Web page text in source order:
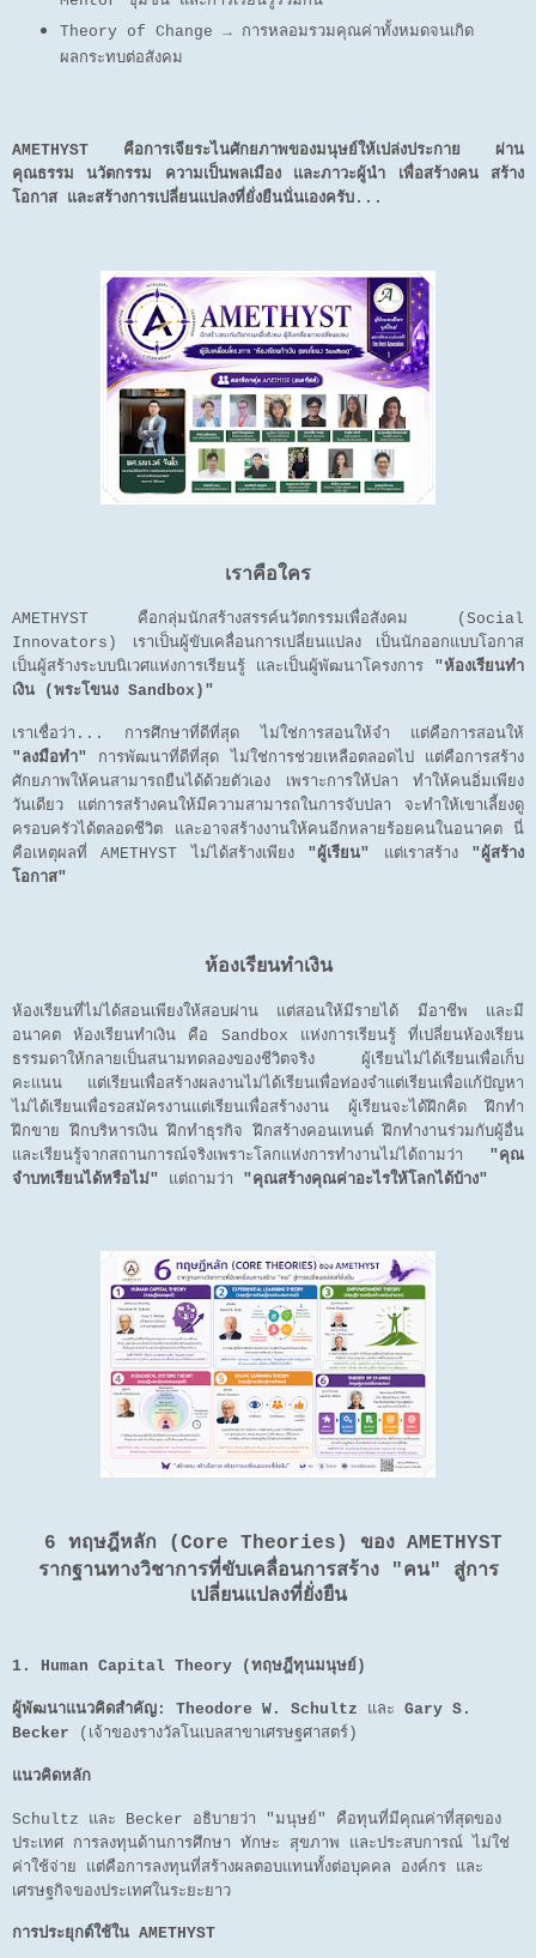
Theory of Change → การหลอมรวมคุณค่าทั้งหมดจนเกิด
ผลกระทบต่อสังคม
AMETHYST คือการเจียระไนศักยภาพของมนุษย์ให้เปล่งประกาย ผ่าน
คุณธรรม นวัตกรรม ความเป็นพลเมือง และภาวะผู้นำ เพื่อสร้างคน สร้าง
โอกาส และสร้างการเปลี่ยนแปลงที่ยั่งยืนนั่นเองครับ...
เราคือใคร
AMETHYST คือกลุ่มนักสร้างสรรค์นวัตกรรมเพื่อสังคม (Social
Innovators) เราเป็นผู้ขับเคลื่อนการเปลี่ยนแปลง เป็นนักออกแบบโอกาส
เป็นผู้สร้างระบบนิเวศแห่งการเรียนรู้ และเป็นผู้พัฒนาโครงการ "ห้องเรียนทำ
เงิน (พระโขนง Sandbox)"
เราเชื่อว่า... การศึกษาที่ดีที่สุด ไม่ใช่การสอนให้จำ แต่คือการสอนให้
"ลงมือทำ"
การพัฒนาที่ดีที่สุด ไม่ใช่การช่วยเหลือตลอดไป แต่คือการสร้าง
ศักยภาพให้คนสามารถยืนได้ด้วยตัวเอง เพราะการให้ปลา ทำให้คนอิ่มเพียง
วันเดียว แต่การสร้างคนให้มีความสามารถในการจับปลา จะทำให้เขาเลี้ยงดู
ครอบครัวได้ตลอดชีวิต และอาจสร้างงานให้คนอีกหลายร้อยคนในอนาคต นี่
คือเหตุผลที่ AMETHYST ไม่ได้สร้างเพียง "ผู้เรียน" แต่เราสร้าง "ผู้สร้าง
โอกาส"
ห้องเรียนทำเงิน
ห้องเรียนที่ไม่ได้สอนเพียงให้สอบผ่าน แต่สอนให้มีรายได้ มีอาชีพ และมี
อนาคต ห้องเรียนทำเงิน คือ Sandbox แห่งการเรียนรู้ ที่เปลี่ยนห้องเรียน
ธรรมดาให้กลายเป็นสนามทดลองของชีวิตจริง ผู้เรียนไม่ได้เรียนเพื่อเก็บ
คะแนน แต่เรียนเพื่อสร้างผลงานไม่ได้เรียนเพื่อท่องจำแต่เรียนเพื่อแก้ปัญหา
ไม่ได้เรียนเพื่อรอสมัครงานแต่เรียนเพื่อสร้างงาน ผู้เรียนจะได้ฝึกคิด ฝึกทำ
ฝึกขาย ฝึกบริหารเงิน ฝึกทำธุรกิจ ฝึกสร้างคอนเทนต์ ฝึกทำงานร่วมกับผู้อื่น
และเรียนรู้จากสถานการณ์จริงเพราะโลกแห่งการทำงานไม่ได้ถามว่า "คุณ
จำบทเรียนได้หรือไม่"
แต่ถามว่า "คุณสร้างคุณค่าอะไรให้โลกได้บ้าง"
6 ทฤษฎีหลัก (Core Theories) ของ AMETHYST
รากฐานทางวิชาการที่ขับเคลื่อนการสร้าง "คน" สู่การ
เปลี่ยนแปลงที่ยั่งยืน
1. Human Capital Theory (ทฤษฎีทุนมนุษย์)
ผู้พัฒนาแนวคิดสำคัญ: Theodore W. Schultz และ Gary S.
Becker (เจ้าของรางวัลโนเบลสาขาเศรษฐศาสตร์)
แนวคิดหลัก
Schultz และ Becker อธิบายว่า "มนุษย์" คือทุนที่มีคุณค่าที่สุดของ
ประเทศ การลงทุนด้านการศึกษา ทักษะ สุขภาพ และประสบการณ์ ไม่ใช่
ค่าใช้จ่าย แต่คือการลงทุนที่สร้างผลตอบแทนทั้งต่อบุคคล องค์กร และ
เศรษฐกิจของประเทศในระยะยาว
การประยุกต์ใช้ใน AMETHYST